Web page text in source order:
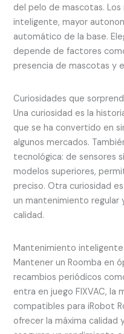
del pelo de mascotas.
inteligente, mayor
automático de la base.
depende de factores
presencia de mascotas y
Curiosidades que
Una curiosidad es la
que se ha convertido en
algunos mercados.
tecnológica: de sensores
modelos superiores,
preciso. Otra curiosidad
un mantenimiento regular
calidad.
Mantenimiento
Mantener un Roomba en
recambios periódicos
entra en juego FIXVAC, la
compatibles para iRobot
ofrecer la máxima calidad